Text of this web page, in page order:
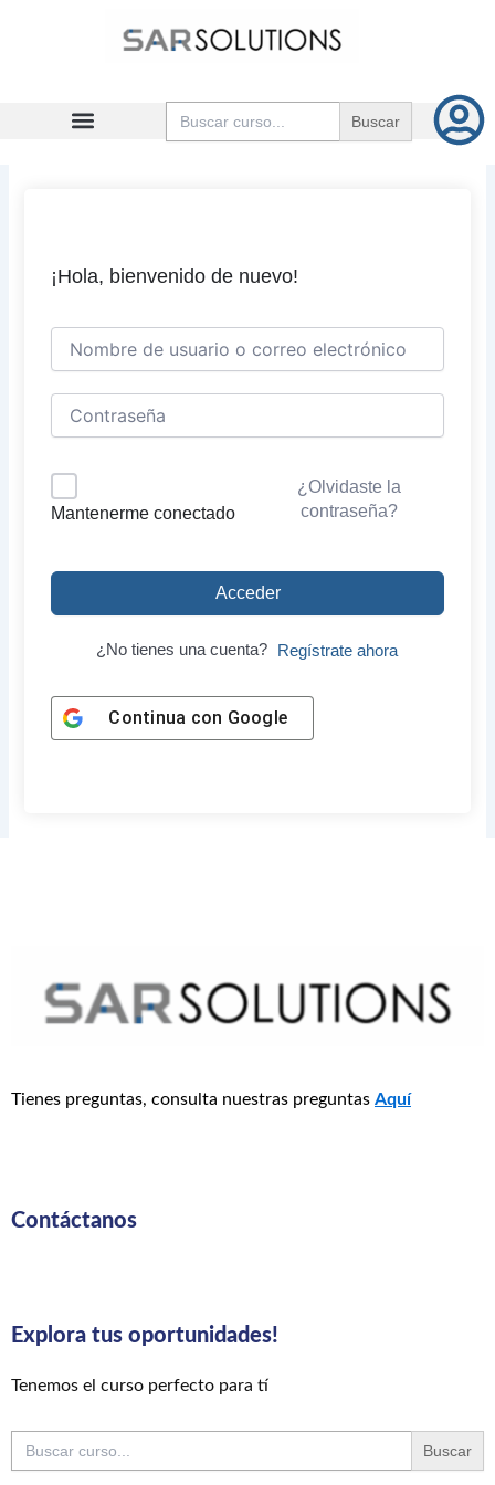
Buscar:
¡Hola, bienvenido de nuevo!
Mantenerme conectado
¿Olvidaste la
contraseña?
Acceder
¿No tienes una cuenta? Regístrate ahora
Continua con Google
Tienes preguntas, consulta nuestras preguntas Aquí
Contáctanos
Explora tus oportunidades!
Tenemos el curso perfecto para tí
Buscar: